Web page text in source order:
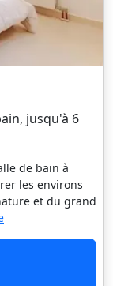
jusqu'à 6
de bain à
les environs
et du grand